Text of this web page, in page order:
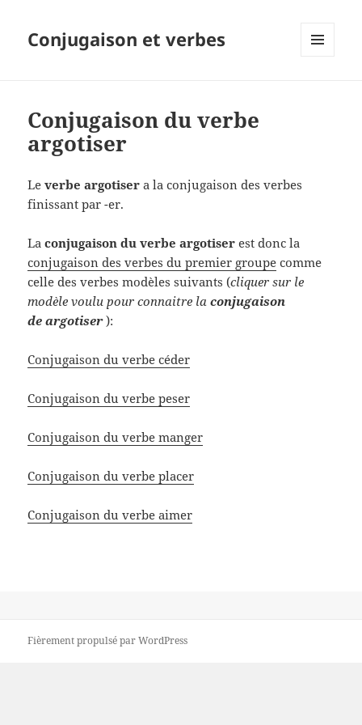
Conjugaison et verbes
Conjugaison du verbe
argotiser
Leverbe argotiser a la conjugaison des verbes
finissant par -er.
Laconjugaison du verbe argotiser est donc la
conjugaison des verbes du premier groupe comme
celle des verbes modèles suivants (cliquer sur le
modèle voulu pour connaitre laconjugaison
de argotiser):
Conjugaison du verbe céder
Conjugaison du verbe peser
Conjugaison du verbe manger
Conjugaison du verbe placer
Conjugaison du verbe aimer
Fièrement propulsé par WordPress